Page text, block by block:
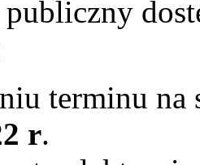
publiczny
terminu na
r.